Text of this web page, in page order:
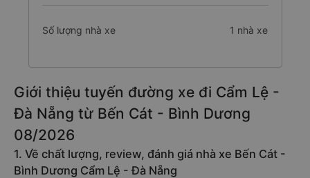
Số lượng nhà xe 1 nhà xe
Giới thiệu tuyến đường xe đi Cẩm Lệ -
Đà Nẵng từ Bến Cát - Bình Dương
08/2026
1. Về chất lượng, review, đánh giá nhà xe Bến Cát -
Bình Dương Cẩm Lệ - Đà Nẵng